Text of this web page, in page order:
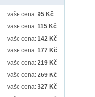
vaše cena: 95 Kč
vaše cena: 115 Kč
vaše cena: 142 Kč
vaše cena: 177 Kč
vaše cena: 219 Kč
vaše cena: 269 Kč
vaše cena: 327 Kč